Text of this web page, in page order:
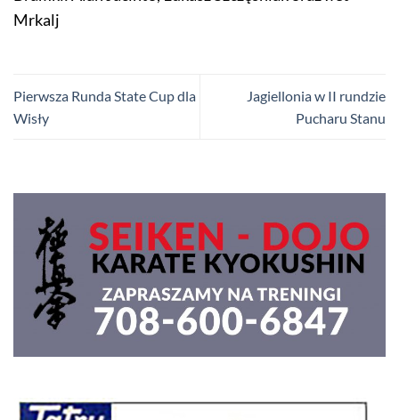
Mrkalj
Pierwsza Runda State Cup dla
Wisły
Jagiellonia w II rundzie
Pucharu Stanu